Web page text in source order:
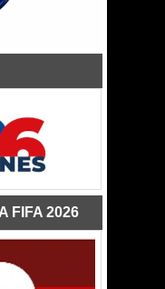
FIFA 2026